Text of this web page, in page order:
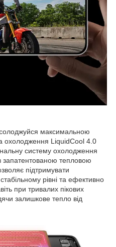
максимальною
охолодження LiquidCool 4.0
систему охолодження
тепловою
підтримувати
рівні та ефективно
при тривалих пікових
залишкове тепло від